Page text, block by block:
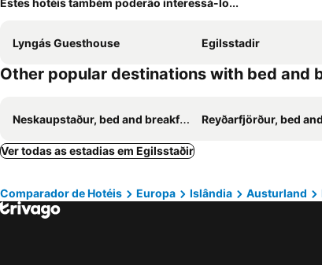
Estes hotéis também poderão interessá-lo...
Lyngás Guesthouse Egilsstadir
Other popular destinations with bed and
Neskaupstaður, bed and breakfasts Reyðarfjörður, bed and
Ver todas as estadias em Egilsstaðir
Comparador de Hotéis Europa Islândia Austurland